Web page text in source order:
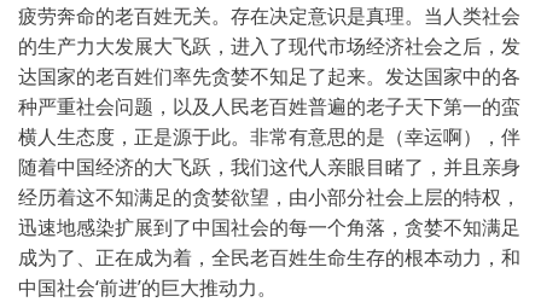
疲劳奔命的老百姓无关。存在决定意识是真理。当人类社会
的生产力大发展大飞跃，进入了现代市场经济社会之后，发
达国家的老百姓们率先贪婪不知足了起来。发达国家中的各
种严重社会问题，以及人民老百姓普遍的老子天下第一的蛮
横人生态度，正是源于此。非常有意思的是（幸运啊），伴
随着中国经济的大飞跃，我们这代人亲眼目睹了，并且亲身
经历着这不知满足的贪婪欲望，由小部分社会上层的特权，
迅速地感染扩展到了中国社会的每一个角落，贪婪不知满足
成为了、正在成为着，全民老百姓生命生存的根本动力，和
中国社会‘前进’的巨大推动力。